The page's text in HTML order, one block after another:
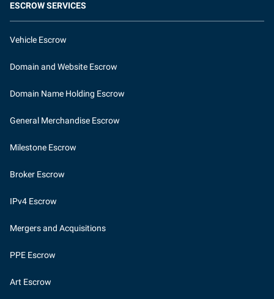
ESCROW SERVICES
Vehicle Escrow
Domain and Website Escrow
Domain Name Holding Escrow
General Merchandise Escrow
Milestone Escrow
Broker Escrow
IPv4 Escrow
Mergers and Acquisitions
PPE Escrow
Art Escrow